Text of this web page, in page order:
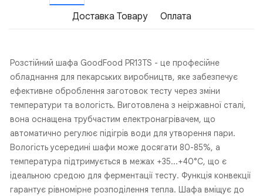
Доставка Товару Оплата
Розстійний шафа GoodFood PR13TS - це професійне
обладнання для пекарських виробництв, яке забезпечує
ефективне оброблення заготовок тесту через зміни
температури та вологість. Виготовлена з неіржавної сталі,
вона оснащена трубчастим електронагрівачем, що
автоматично регулює підігрів води для утворення пари.
Вологість усередині шафи може досягати 80-85%, а
температура підтримується в межах +35...+40°C, що є
ідеальною средою для ферментації тесту. Функція конвекції
гарантує рівномірне розподілення тепла. Шафа вміщує до